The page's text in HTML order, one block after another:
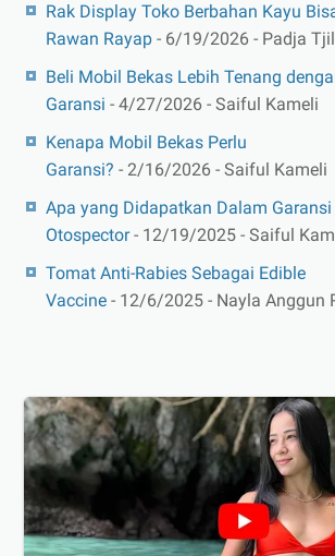
Rak Display Toko Berbahan Kayu
Rawan Rayap - 6/19/2026 - Padja
Beli Mobil Bekas Lebih Tenang
Garansi - 4/27/2026 - Saiful Kameli
Kenapa Mobil Bekas Perlu
Garansi? - 2/16/2026 - Saiful Kameli
Apa yang Didapatkan Dalam
Otospector- 12/19/2025 - Saiful
Tomat Anti-Rabies Sebagai Edible
Vaccine - 12/6/2025 - Nayla Anggun